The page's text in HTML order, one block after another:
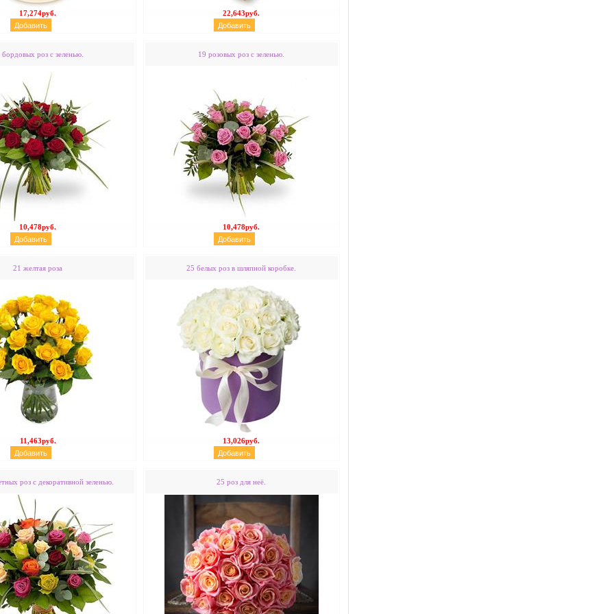
17,274руб. 22,643руб.
бордовых роз с зеленью.
10,478руб.
19 розовых роз с зеленью.
10,478руб.
21 желтая роза
11,463руб.
25 белых роз в шляпной коробке.
13,026руб.
роз с декоративной зеленью. 25 роз для неё.